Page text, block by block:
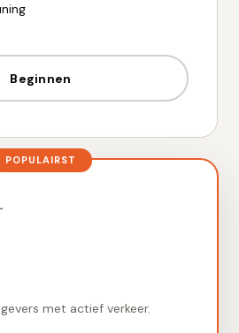
Beginnen
POPULAIRST
met actief verkeer.